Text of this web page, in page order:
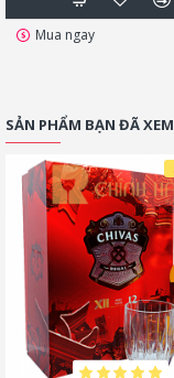
Mua ngay
SẢN PHẨM BẠN ĐÃ XEM